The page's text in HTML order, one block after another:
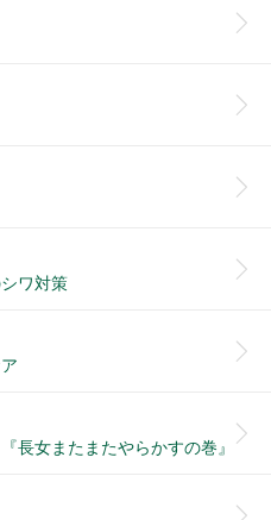
ワ対策
長女またまたやらかすの巻』